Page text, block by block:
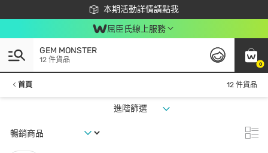
本期活動詳情請點我
下載app最高回饋$350
屈臣氏線上服務
0
GEM MONSTER
12 件貨品
首頁 12 件貨品
進階篩選